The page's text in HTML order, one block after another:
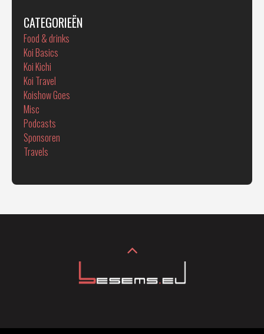
CATEGORIEËN
Food & drinks
Koi Basics
Koi Kichi
Koi Travel
Koishow Goes
Misc
Podcasts
Sponsoren
Travels